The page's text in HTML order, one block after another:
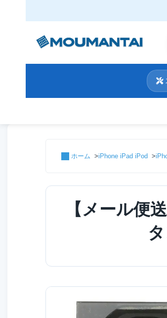
ホーム iPhone iPad iPod
【メール便